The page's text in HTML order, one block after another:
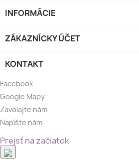
INFORMÁCIE
ZÁKAZNÍCKY ÚČET
KONTAKT
Facebook
Google Mapy
Zavolajte nám
Napíšte nám
Prejsť na začiatok